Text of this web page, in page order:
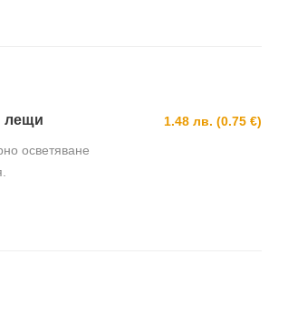
лещи
осветяване
1.48 лв. (0.75 €)